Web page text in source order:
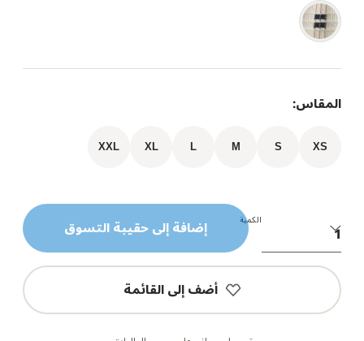
المقاس:
XS
S
M
L
XL
XXL
الكمية إضافة إلى حقيبة التسوق
أضف إلى القائمة